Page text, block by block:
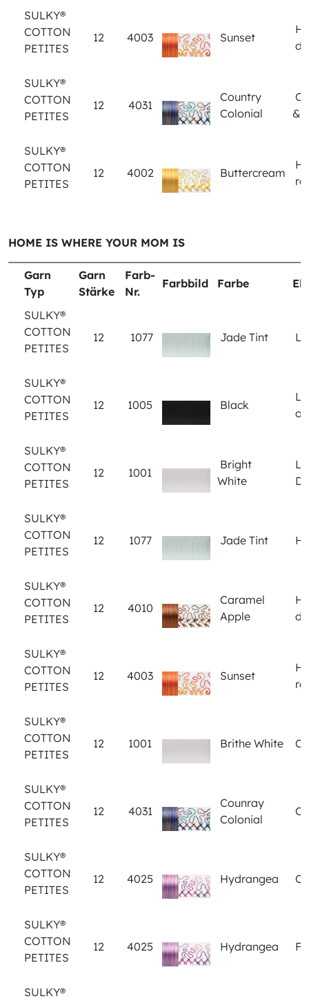
SULKY®
COTTON
PETITES
12 4003 Sunset
SULKY®
COTTON
PETITES
12 4031
Country
Colonial
&
SULKY®
COTTON
PETITES
12 4002 Buttercream
HOME IS WHERE YOUR MOM IS
Garn
Typ
Garn
Stärke
Farb-
Nr.
Farbbild Farbe
SULKY®
COTTON
PETITES
12 1077 Jade Tint
SULKY®
COTTON
PETITES
12 1005 Black
SULKY®
COTTON
PETITES
12 1001
Bright
White
SULKY®
COTTON
PETITES
12 1077 Jade Tint
SULKY®
COTTON
PETITES
12 4010
Caramel
Apple
SULKY®
COTTON
PETITES
12 4003 Sunset
SULKY®
COTTON
PETITES
12 1001 Brithe White
SULKY®
COTTON
PETITES
12 4031
Counray
Colonial
SULKY®
COTTON
PETITES
12 4025 Hydrangea
SULKY®
COTTON
PETITES
12 4025 Hydrangea
SULKY®